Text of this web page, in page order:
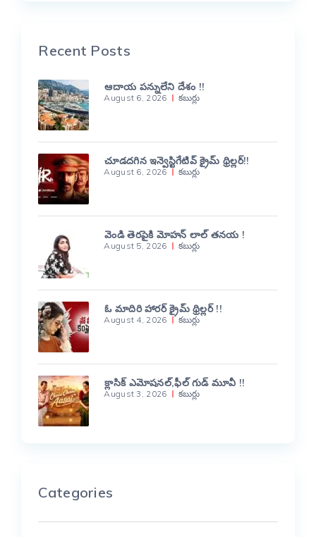
Recent Posts
ఆదాయ పన్నులేని దేశం !!
August 6, 2026 కబుర్లు
చూడదగిన ఇన్వెస్టిగేటివ్ క్రైమ్ థ్రిల్లర్!!
August 6, 2026 కబుర్లు
వెండి తెరపైకి మోహన్ లాల్ తనయ !
August 5, 2026 కబుర్లు
ఓ మాదిరి హారర్ క్రైమ్ థ్రిల్లర్ !!
August 4, 2026 కబుర్లు
క్లాసిక్ ఎమోషనల్,ఫీల్ గుడ్ మూవీ !!
August 3, 2026 కబుర్లు
Categories